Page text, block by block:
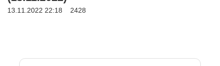
13.11.2022 22:18 2428